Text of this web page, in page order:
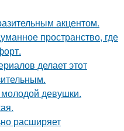
акцентом.
пространство, где
делает этот
девушки.
расширяет